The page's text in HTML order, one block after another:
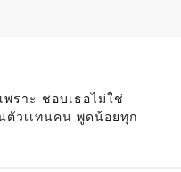
ราะ ชอบเธอไม่ใช่
ตัวเเทนคน พูดน้อยทุก